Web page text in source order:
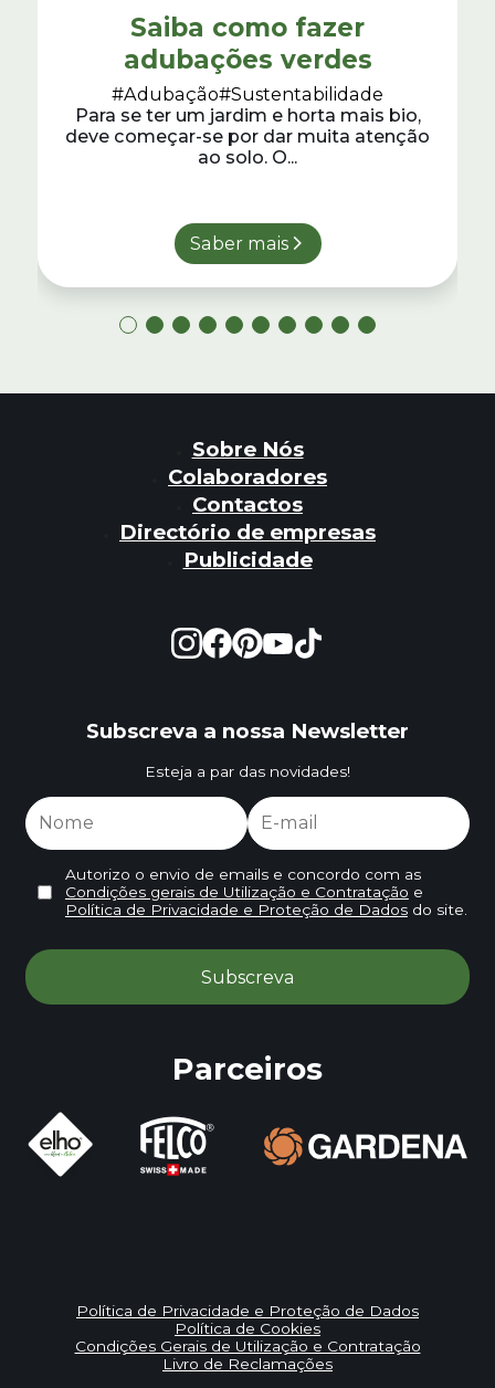
Saiba como fazer
adubações verdes
#Adubação#Sustentabilidade
Para se ter um jardim e horta mais bio,
deve começar-se por dar muita atenção
ao solo. O...
Saber mais
Sobre Nós
Colaboradores
Contactos
Directório de empresas
Publicidade
Subscreva a nossa Newsletter
Esteja a par das novidades!
Autorizo o envio de emails e concordo com as
Condições gerais de Utilização e Contratação e
Política de Privacidade e Proteção de Dadosdo site.
Parceiros
Política de Privacidade e Proteção de Dados
Política de Cookies
Condições Gerais de Utilização e Contratação
Livro de Reclamações